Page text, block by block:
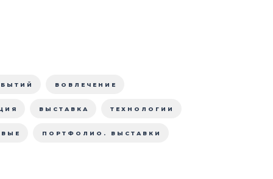
ВОВЛЕЧЕНИЕ
ВЫСТАВКА ТЕХНОЛОГИИ
ПОРТФОЛИО. ВЫСТАВКИ